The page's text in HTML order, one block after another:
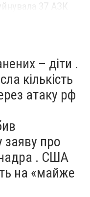
37 АЗК
– діти .
кількість
атаку рф
заяву про
надра . США
на «майже